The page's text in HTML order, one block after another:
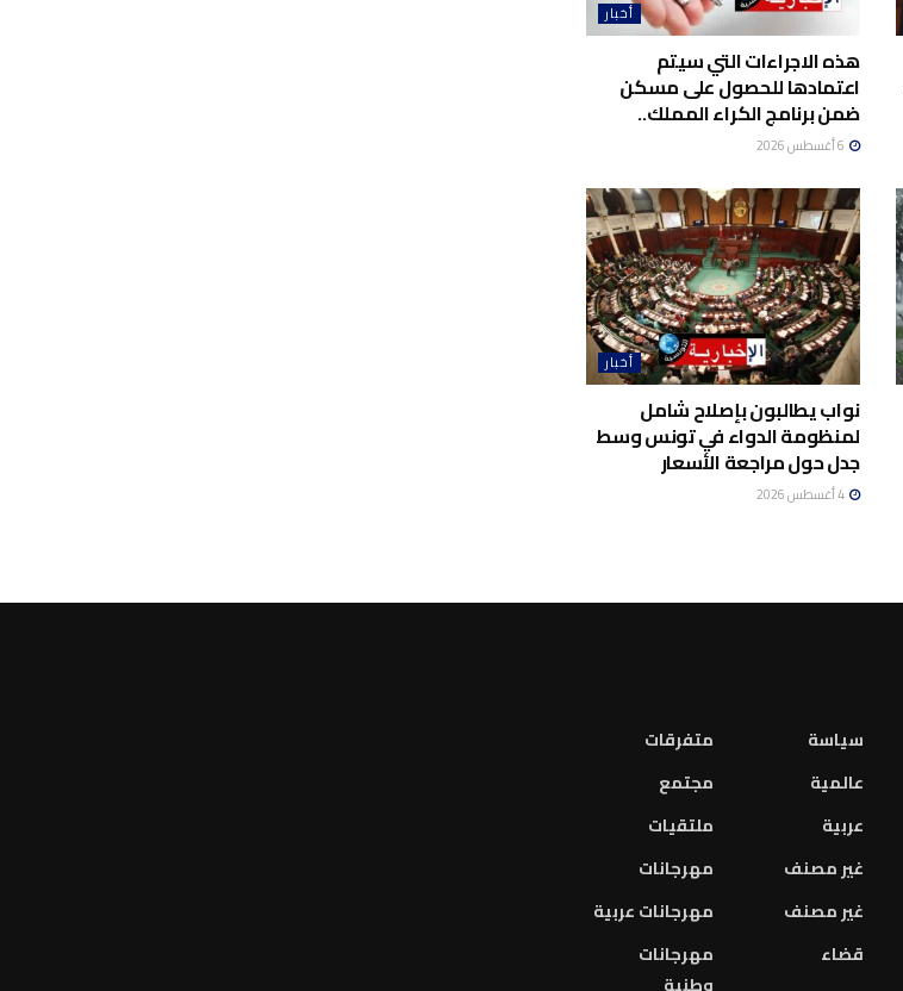
أخبار
هذه الاجراءات التي سيتم
اعتمادها للحصول على مسكن
ضمن برنامج الكراء المملك..
أخبار
نواب يطالبون بإصلاح شامل
لمنظومة الدواء في تونس وسط
جدل حول مراجعة الأسعار
سياسة
عالمية
عربية
غير مصنف
غير مصنف
قضاء
متفرقات
مجتمع
ملتقيات
مهرجانات
مهرجانات عربية
مهرجانات
وطنية